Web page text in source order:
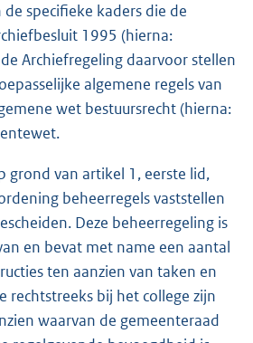
specifieke kaders die de
1995 (hierna:
Archiefregeling daarvoor stellen
algemene regels van
wet bestuursrecht (hierna:
grond van artikel 1, eerste lid,
beheerregels vaststellen
Deze beheerregeling is
en bevat met name een aantal
ten aanzien van taken en
rechtstreeks bij het college zijn
waarvan de gemeenteraad